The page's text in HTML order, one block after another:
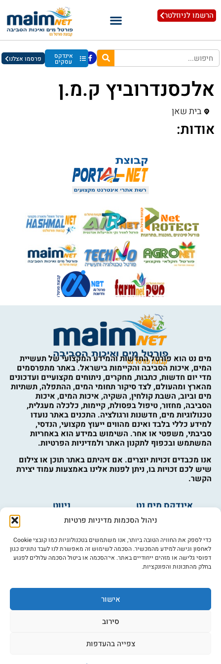
ניהול הסכמות מדיניות פרטיות
כדי לספק את החוויה הטובה ביותר, אנו משתמשים בטכנולוגיות כמו קובצי Cookie
לאחסון וגישה למידע מהמכשיר. הסכמה לשימוש זה מאפשרת לנו לעבד נתונים כגון
דפוסי גלישה או מזהים ייחודיים באתר. אי־הסכמה או ביטול הסכמה עלולים לפגוע
בחלק מהתכונות והפונקציות.
אישור
סירוב
צפייה בהעדפות
הרשמו לניוזלטר
אינדקס
עסקים פרסמו אצלנו
אלכסנדרוביץ ק.מ.ן
בית שאן
אודות:
מים נט הוא פורטל החדשות והמידע המקצועי של תעשיית
המים, איכות הסביבה והקיימות בישראל. באתר מתפרסמים
מדי יום חדשות, כתבות, מחקרים, ניתוחים מקצועיים ועדכונים
מהארץ ומהעולם, לצד סיקור תחומי המים, ההתפלה, תשתיות
מים וביוב, השבת קולחין, השקיה, איכות המים, איכות
הסביבה, מחזור, טיפול בפסולת, קיימות, כלכלה מעגלית,
טכנולוגיות מים, חדשנות ורגולציה. התכנים באתר נועדו
למידע כללי בלבד ואינם מהווים ייעוץ מקצועי, הנדסי,
סביבתי, משפטי או אחר. השימוש במידע הוא באחריות
המשתמש ובכפוף לתקנון האתר ולמדיניות הפרטיות.
אנו מכבדים זכויות יוצרים. אם זיהיתם באתר תוכן או צילום
שיש לכם זכויות בו, ניתן לפנות אלינו באמצעות עמוד יצירת
הקשר.
אינדקס מים נט
מים ובריאות
פורום מים
ניווט
אינדקס עסקים
צרו קשר
מי אנחנו
הרשמה לניוזלטר
פרסמו אצלנו
הצהרת נגישות